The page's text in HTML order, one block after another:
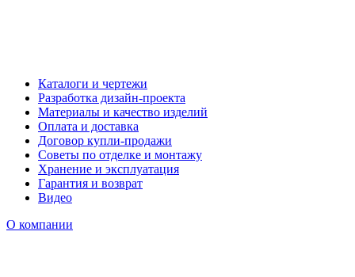
Каталоги и чертежи
Разработка дизайн-проекта
Материалы и качество изделий
Оплата и доставка
Договор купли-продажи
Советы по отделке и монтажу
Хранение и эксплуатация
Гарантия и возврат
Видео
О компании